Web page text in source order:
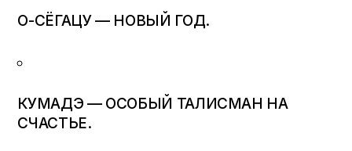
О-СЁГАЦУ — НОВЫЙ ГОД.
КУМАДЭ — ОСОБЫЙ ТАЛИСМАН НА
СЧАСТЬЕ.